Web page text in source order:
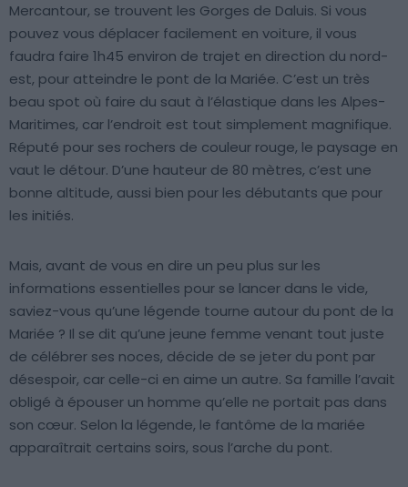
Mercantour, se trouvent les Gorges de Daluis. Si vous
pouvez vous déplacer facilement en voiture, il vous
faudra faire 1h45 environ de trajet en direction du nord-
est, pour atteindre le pont de la Mariée. C’est un très
beau spot où faire du saut à l’élastique dans les Alpes-
Maritimes, car l’endroit est tout simplement magnifique.
Réputé pour ses rochers de couleur rouge, le paysage en
vaut le détour. D’une hauteur de 80 mètres, c’est une
bonne altitude, aussi bien pour les débutants que pour
les initiés.
Mais, avant de vous en dire un peu plus sur les
informations essentielles pour se lancer dans le vide,
saviez-vous qu’une légende tourne autour du pont de la
Mariée ? Il se dit qu’une jeune femme venant tout juste
de célébrer ses noces, décide de se jeter du pont par
désespoir, car celle-ci en aime un autre. Sa famille l’avait
obligé à épouser un homme qu’elle ne portait pas dans
son cœur. Selon la légende, le fantôme de la mariée
apparaîtrait certains soirs, sous l’arche du pont.